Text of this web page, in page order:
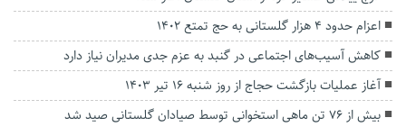
اعزام حدود ۴ هزار گلستانی به حج تمتع ۱۴۰۲
کاهش آسیب‌های اجتماعی در گنبد به عزم جدی مدیران نیاز دارد
آغاز عملیات بازگشت حجاج از روز شنبه ۱۶ تیر ۱۴۰۳
بیش از ۷۶ تن ماهی استخوانی توسط صیادان گلستانی صید شد